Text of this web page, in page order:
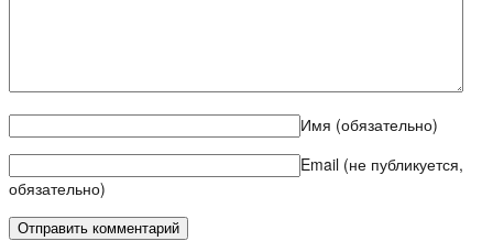
Имя (обязательно)
Email (не публикуется,
обязательно)